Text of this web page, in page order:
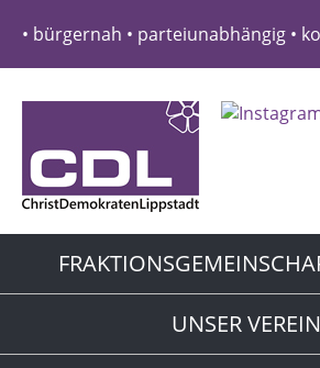
• bürgernah • parteiunabhängig •
UNSER VEREIN